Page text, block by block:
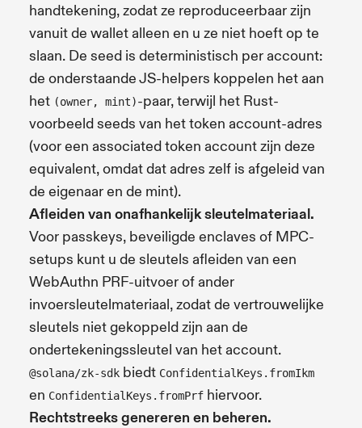
handtekening, zodat ze reproduceerbaar zijn
vanuit de wallet alleen en u ze niet hoeft op te
slaan. De seed is deterministisch per account:
de onderstaande JS-helpers koppelen het aan
het (owner, mint)-paar, terwijl het Rust-
voorbeeld seeds van het token account-adres
(voor een associated token account zijn deze
equivalent, omdat dat adres zelf is afgeleid van
de eigenaar en de mint).
Afleiden van onafhankelijk sleutelmateriaal.
Voor passkeys, beveiligde enclaves of MPC-
setups kunt u de sleutels afleiden van een
WebAuthn PRF-uitvoer of ander
invoersleutelmateriaal, zodat de vertrouwelijke
sleutels niet gekoppeld zijn aan de
ondertekeningssleutel van het account.
@solana/zk-sdk biedt ConfidentialKeys.fromIkm
en ConfidentialKeys.fromPrf hiervoor.
Rechtstreeks genereren en beheren.